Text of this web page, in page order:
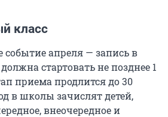
класс
событие апреля — запись в
стартовать не позднее 1
приема продлится до 30
в школы зачислят детей,
внеочередное и